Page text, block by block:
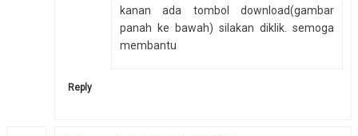
kanan ada tombol download(gambar
panah ke bawah) silakan diklik. semoga
membantu
Reply